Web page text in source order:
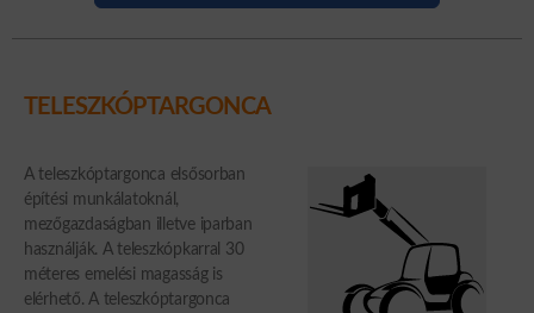
TELESZKÓPTARGONCA
A teleszkóptargonca elsősorban
építési munkálatoknál,
mezőgazdaságban illetve iparban
használják. A teleszkópkarral 30
méteres emelési magasság is
elérhető. A teleszkóptargonca